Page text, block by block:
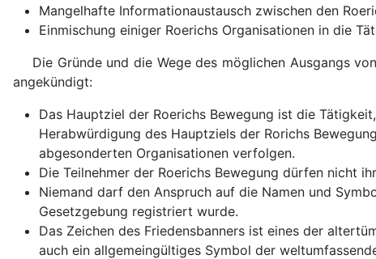
Mangelhafte Informationaustausch zwischen den
Einmischung einiger Roerichs Organisationen in die
Die Gründe und die Wege des möglichen Ausgangs
angekündigt:
Das Hauptziel der Roerichs Bewegung ist die
Herabwürdigung des Hauptziels der Rorichs
abgesonderten Organisationen verfolgen.
Die Teilnehmer der Roerichs Bewegung dürfen nicht
Niemand darf den Anspruch auf die Namen und
Gesetzgebung registriert wurde.
Das Zeichen des Friedensbanners ist eines der
auch ein allgemeingültiges Symbol der